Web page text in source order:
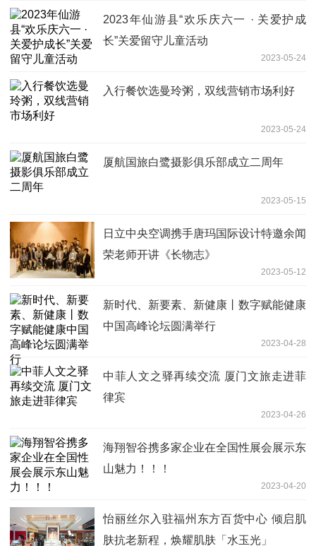
2023年仙游县“欢乐庆六一 · 关爱护成
长”关爱留守儿童活动
2023-05-24
入行餐饮选曼玲粥，双线营销市场利好
2023-05-24
厦航国旅白鹭摄影俱乐部成立二周年
2023-05-15
日立中央空调携手唐玛国际设计特邀余闻
荣老师开讲《长物志》
2023-05-12
新时代、新要素、新健康丨数字赋能健康
中国高峰论坛圆满举行
2023-04-28
中菲人文之驿再续交流 厦门文旅走进菲
律宾
2023-04-26
海翔智谷携多家企业在全国性展会展示东
山魅力！！！
2023-04-20
怡丽丝尔入驻福州东方百货中心 倾启肌
肤抗老新程，焕耀肌肤「水玉光」